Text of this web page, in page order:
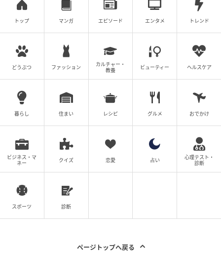
クリーニング（内部洗浄）」が必要となる場合があり
ます。
※ 本記事は2026年5月22日執筆時点の情報です。各メ
ーカーによる製品モデルチェンジ、仕様変更（自動排
出方式からダストボックス方式への標準移行など）、
ります。ご購入および設置の際は、必ず家電量販店や
専門の据付業者、各メーカー公式サイトにて最新の仕
様をご確認ください。
調査方法：インターネットサービスによる任意回答
（自由回答式）
調査実施日：2026年5月22日
調査対象：全国20代〜60代の男女
有効回答数：300名
トップ マンガ エピソード エンタメ トレンド
どうぶつ ファッション
カルチャー・
教養
ビューティー ヘルスケア
暮らし 住まい レシピ グルメ おでかけ
ビジネス・マ
ネー
クイズ 恋愛 占い
心理テスト・
診断
スポーツ 診断
ページトップへ戻る